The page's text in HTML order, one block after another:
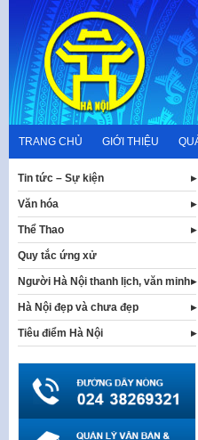
content
TRANG CHỦ GIỚI THIỆU
Tin tức – Sự kiện
Văn hóa
Thể Thao
Quy tắc ứng xử
Người Hà Nội thanh lịch, văn minh
Hà Nội đẹp và chưa đẹp
Tiêu điểm Hà Nội